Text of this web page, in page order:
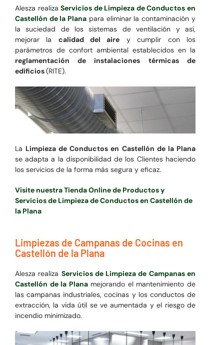
Alesza realizaServicios de Limpieza de Conductos en
Castellón de la Plana para eliminar la contaminación y
la suciedad de los sistemas de ventilación y así,
mejorar la calidad del aire y cumplir con los
parámetros de confort ambiental establecidos en la
reglamentación de instalaciones térmicas de
edificios(RITE).
La Limpieza de Conductos en Castellón de la Plana
se adapta a la disponibilidad de los Clientes haciendo
los servicios de la forma más segura y eficaz.
Visite nuestra Tienda Online de Productos y
Servicios de Limpieza de Conductos en Castellón de
la Plana
Limpiezas de Campanas de Cocinas en
Castellón de la Plana
Alesza realiza Servicios de Limpieza de Campanas en
Castellón de la Plana mejorando el mantenimiento de
las campanas industriales, cocinas y los conductos de
extracción, la vida útil se ve aumentada y el riesgo de
incendio minimizado.